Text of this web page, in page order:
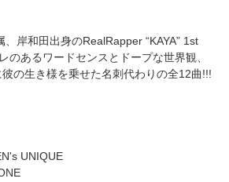
、岸和田出身のRealRapper “KAYA” 1st
のあるワードセンスとドープな世界観、
の生き様を乗せた名刺代わりの全12曲!!!
UNIQUE